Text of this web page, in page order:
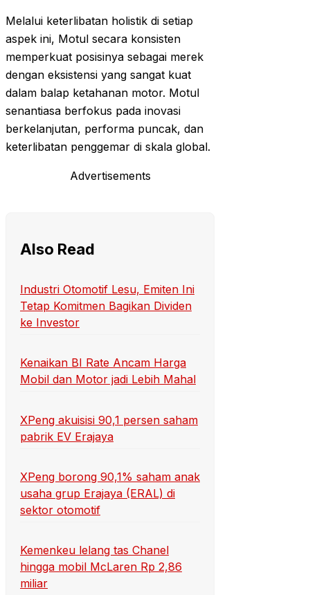
Melalui keterlibatan holistik di setiap
aspek ini, Motul secara konsisten
memperkuat posisinya sebagai merek
dengan eksistensi yang sangat kuat
dalam balap ketahanan motor. Motul
senantiasa berfokus pada inovasi
berkelanjutan, performa puncak, dan
keterlibatan penggemar di skala global.
Advertisements
Also Read
Industri Otomotif Lesu, Emiten Ini
Tetap Komitmen Bagikan Dividen
ke Investor
Kenaikan BI Rate Ancam Harga
Mobil dan Motor jadi Lebih Mahal
XPeng akuisisi 90,1 persen saham
pabrik EV Erajaya
XPeng borong 90,1% saham anak
usaha grup Erajaya (ERAL) di
sektor otomotif
Kemenkeu lelang tas Chanel
hingga mobil McLaren Rp 2,86
miliar